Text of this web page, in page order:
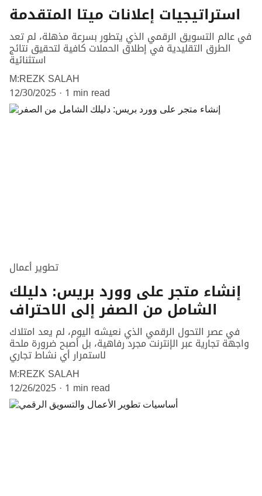
استراتيجيات إعلانات ميتا المتقدمة
في عالم التسويق الرقمي الذي يتطور بسرعة مذهلة، لم تعد
الطرق التقليدية في إطلاق الحملات كافية لتحقيق نتائج
استثنائية
M:REZK SALAH
12/30/2025 1 min read
تطوير أعمال
إنشاء متجر على وورد بريس: دليلك
الشامل من الصفر إلى الاحتراف
في عصر التحول الرقمي الذي نعيشه اليوم، لم يعد امتلاك
واجهة تجارية عبر الإنترنت مجرد رفاهية، بل أصبح ضرورة ملحة
لاستمرار أي نشاط تجاري
M:REZK SALAH
12/26/2025 1 min read